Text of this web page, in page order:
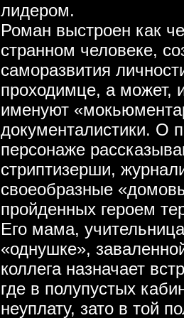
лидером.
Роман выстроен как
странном человеке,
саморазвития
проходимце, а может,
именуют
документалистики. О
персонаже
стриптизерши,
своеобразные
пройденных героем
Его мама,
«однушке»,
коллега назначает
где в полупустых
неуплату, зато в той